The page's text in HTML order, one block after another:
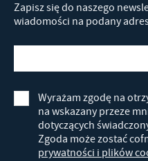
Zapisz się do naszego
wiadomości na podany
Wyrażam zgodę na
na wskazany przeze
dotyczących
Zgoda może zostać
prywatności i plików